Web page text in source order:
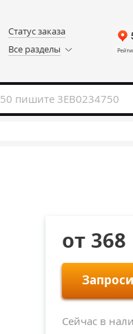
Статус заказа
Все разделы
от
Сейчас в